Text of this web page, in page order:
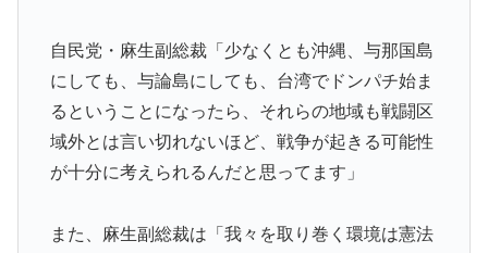
自民党・麻生副総裁「少なくとも沖縄、与那国島
にしても、与論島にしても、台湾でドンパチ始ま
るということになったら、それらの地域も戦闘区
域外とは言い切れないほど、戦争が起きる可能性
が十分に考えられるんだと思ってます」
また、麻生副総裁は「我々を取り巻く環境は憲法